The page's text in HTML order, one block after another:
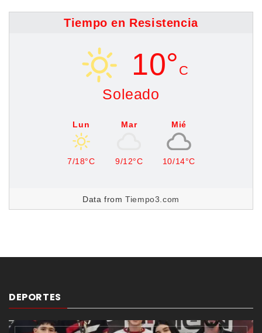
Tiempo en Resistencia
10° C
Soleado
Lun
7/18°C
Mar
9/12°C
Mié
10/14°C
Data fromTiempo3.com
DEPORTES